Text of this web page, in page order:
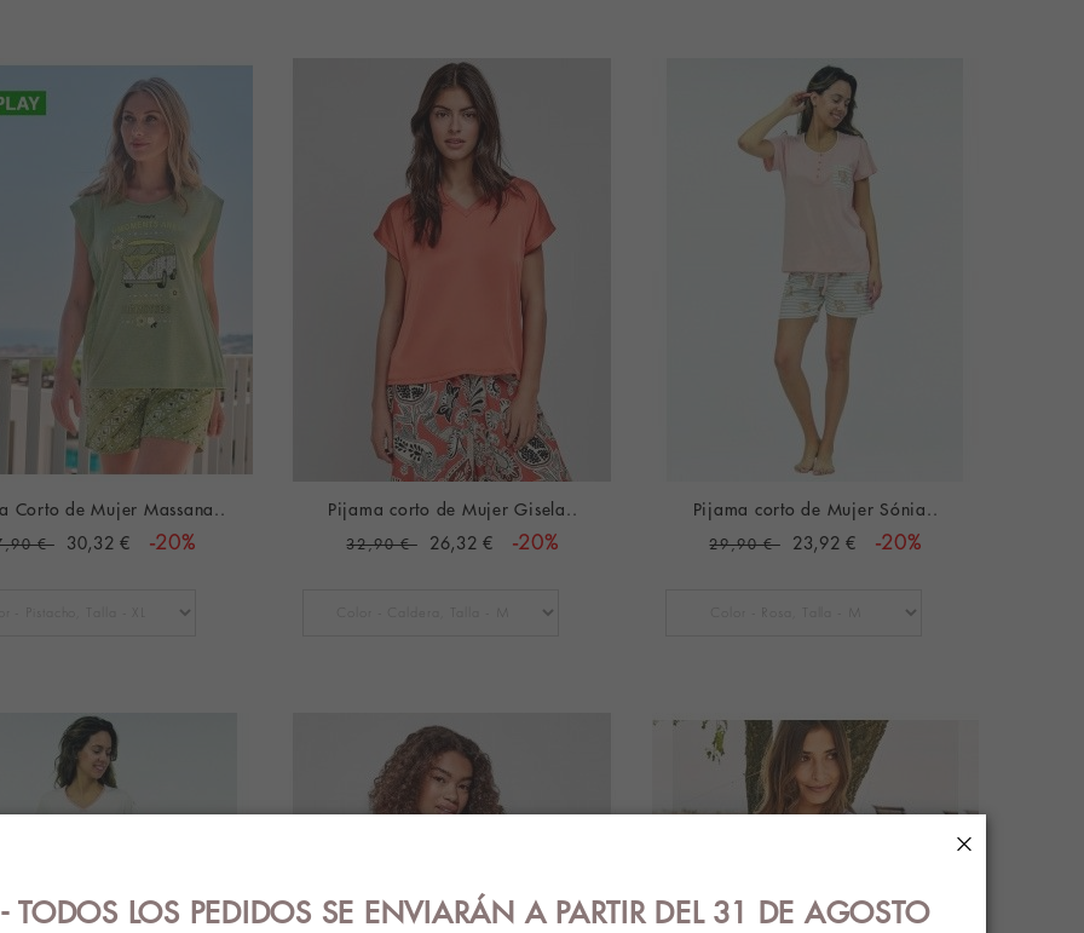
Corto de Mujer Massana..
€ 30,32 € -20%
Pijama corto de Mujer Gisela..
32,90 € 26,32 € -20%
Pijama corto de Mujer Sónia..
29,90 € 23,92 € -20%
LOS PEDIDOS SE ENVIARÁN A PARTIR DEL 31 DE AGOSTO
×